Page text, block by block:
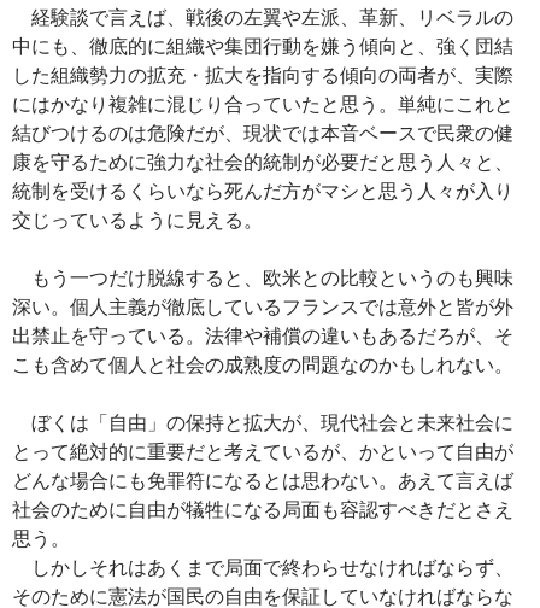
経験談で言えば、戦後の左翼や左派、革新、リベラルの
中にも、徹底的に組織や集団行動を嫌う傾向と、強く団結
した組織勢力の拡充・拡大を指向する傾向の両者が、実際
にはかなり複雑に混じり合っていたと思う。単純にこれと
結びつけるのは危険だが、現状では本音ベースで民衆の健
康を守るために強力な社会的統制が必要だと思う人々と、
統制を受けるくらいなら死んだ方がマシと思う人々が入り
交じっているように見える。
もう一つだけ脱線すると、欧米との比較というのも興味
深い。個人主義が徹底しているフランスでは意外と皆が外
出禁止を守っている。法律や補償の違いもあるだろが、そ
こも含めて個人と社会の成熟度の問題なのかもしれない。
ぼくは「自由」の保持と拡大が、現代社会と未来社会に
とって絶対的に重要だと考えているが、かといって自由が
どんな場合にも免罪符になるとは思わない。あえて言えば
社会のために自由が犠牲になる局面も容認すべきだとさえ
思う。
しかしそれはあくまで局面で終わらせなければならず、
そのために憲法が国民の自由を保証していなければならな